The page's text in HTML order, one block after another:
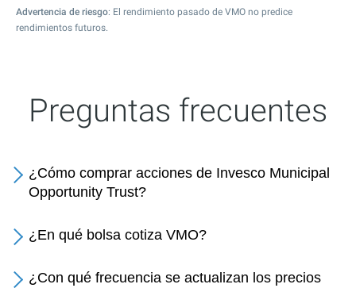
Advertencia de riesgo: El rendimiento pasado de VMO no predice
rendimientos futuros.
Preguntas frecuentes
¿Cómo comprar acciones de Invesco Municipal
Opportunity Trust?
¿En qué bolsa cotiza VMO?
¿Con qué frecuencia se actualizan los precios